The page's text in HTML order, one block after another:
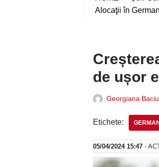
Alocaţii în
de ușor
Georgiana Baciu
Etichete:
05/04/2024 15:47 -